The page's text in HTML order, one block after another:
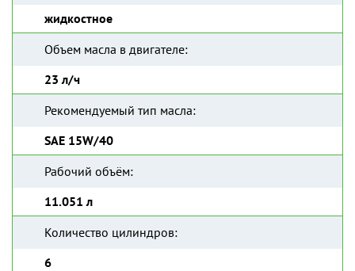
жидкостное
Объем масла в двигателе:
23 л/ч
Рекомендуемый тип масла:
SAE 15W/40
Рабочий объём:
11.051 л
Количество цилиндров:
6